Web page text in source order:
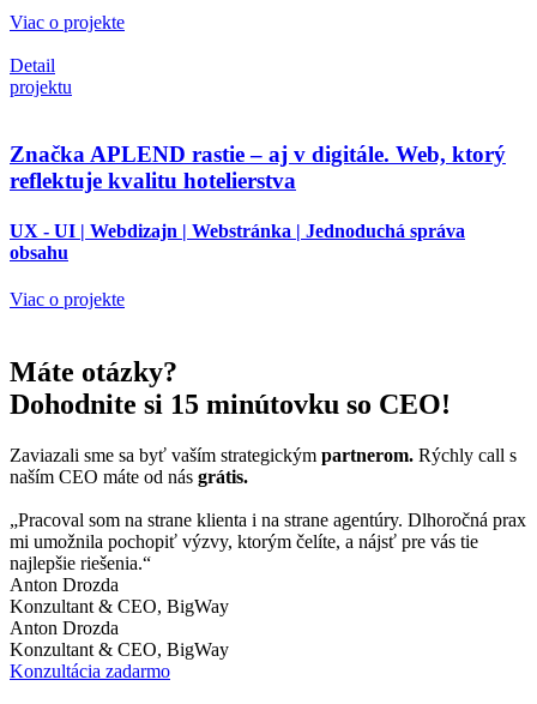
Viac o projekte
Detail
projektu
Značka APLEND rastie – aj v digitále. Web, ktorý
reflektuje kvalitu hotelierstva
UX - UI | Webdizajn | Webstránka | Jednoduchá správa
obsahu
Viac o projekte
Máte otázky?
Dohodnite si 15 minútovku so CEO!
Zaviazali sme sa byť vaším strategickým partnerom. Rýchly call s
naším CEO máte od nás grátis.
„Pracoval som na strane klienta i na strane agentúry. Dlhoročná prax
mi umožnila pochopiť výzvy, ktorým čelíte, a nájsť pre vás tie
najlepšie riešenia.“
Anton Drozda
Konzultant & CEO, BigWay
Anton Drozda
Konzultant & CEO, BigWay
Konzultácia zadarmo